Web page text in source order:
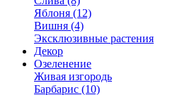
Яблоня (12)
Вишня (4)
Эксклюзивные растения
Декор
Озеленение
Живая изгородь
Барбарис (10)